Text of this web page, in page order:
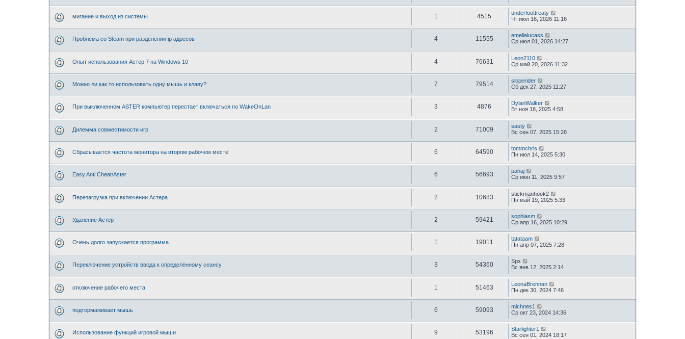
мигание и выход из системы 1 4515
underfoottreaty
Чт июл 16, 2026 11:16
Проблема со Steam при разделении ip адресов 4 11555
emelialucass
Ср июл 01, 2026 14:27
Опыт использования Астер 7 на Windows 10 4 76631
Leon2110
Ср май 20, 2026 11:32
Можно ли как то использовать одну мышь и клаву? 7 79514
sloperider
Сб дек 27, 2025 11:27
При выключенном ASTER компьютер перестает включаться по WakeOnLan 3 4876
DylanWalker
Вт ноя 18, 2025 4:58
Дилемма совместимости игр 2 71009
sasty
Вс сен 07, 2025 15:28
Сбрасывается частота монитора на втором рабочем месте 6 64590
tommchris
Пн июл 14, 2025 5:30
Easy Anti Cheat/Aster⁠⁠ 6 56693
pahaj
Ср июн 11, 2025 9:57
Перезагрузка при включении Астера 2 10683
stickmanhook2
Пн май 19, 2025 5:33
Удаление Астер 2 59421
sophiasm
Ср апр 16, 2025 10:29
Очень долго запускается программа 1 19011
tatataam
Пн апр 07, 2025 7:28
Переключение устройств ввода к определённому сеансу 3 54360
Spx
Вс янв 12, 2025 2:14
отключение рабочего места 1 51463
LeonaBrennan
Пн дек 30, 2024 7:46
подтормаживает мышь 6 59093
michnes1
Ср окт 23, 2024 14:36
Использование функций игровой мыши 9 53196
Starlighter1
Вс сен 01, 2024 18:17